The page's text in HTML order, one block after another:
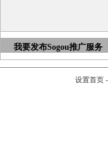
我要发布Sogou推广服务
设置首页-